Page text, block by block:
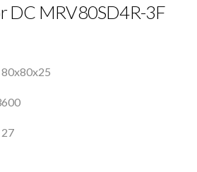
DC MRV80SD4R-3F
80x80x25
27